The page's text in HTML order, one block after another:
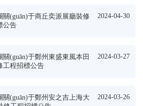
關(guān)于商丘奕派展廳裝修
公告
2024-04-30
關(guān)于鄭州東盛東風本田
工程招標公告
2024-03-27
關(guān)于鄭州安之吉上海大
2024-03-26